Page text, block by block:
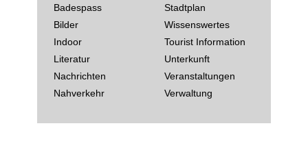
Badespass
Bilder
Indoor
Literatur
Nachrichten
Nahverkehr
Stadtplan
Wissenswertes
Tourist Information
Unterkunft
Veranstaltungen
Verwaltung